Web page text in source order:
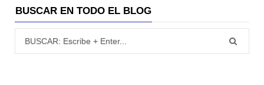
BUSCAR EN TODO EL BLOG